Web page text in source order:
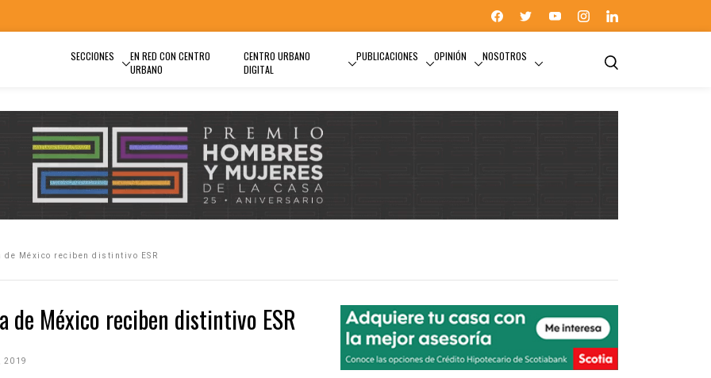
SECCIONES
EN RED CON CENTRO
URBANO
CENTRO URBANO
DIGITAL
PUBLICACIONES OPINIÓN NOSOTROS
México reciben distintivo ESR
de México reciben distintivo ESR
2019